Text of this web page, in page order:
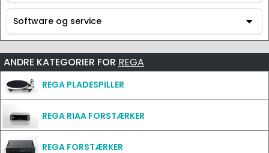
Tilbehør
Software og service
Software og service
ANDRE KATEGORIER FOR REGA
REGA PLADESPILLER
REGA RIAA FORSTÆRKER
REGA FORSTÆRKER